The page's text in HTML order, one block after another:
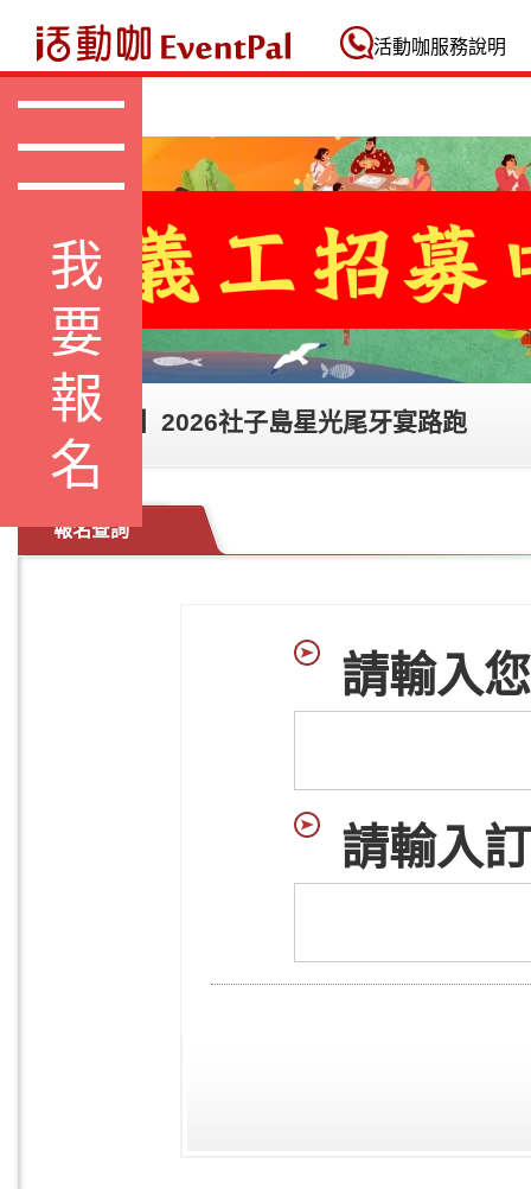
活動咖 Eventpal
活動咖服務說明
我要報名
【義工招募】2026社子島星光尾牙宴路跑
報名查詢
請輸入
請輸入